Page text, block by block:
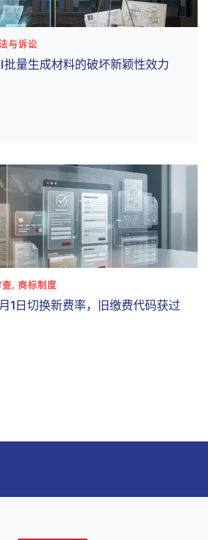
与诉讼
批量生成材料的破坏新颖性效力
, 商标制度
1日切换新费率，旧缴费代码获过